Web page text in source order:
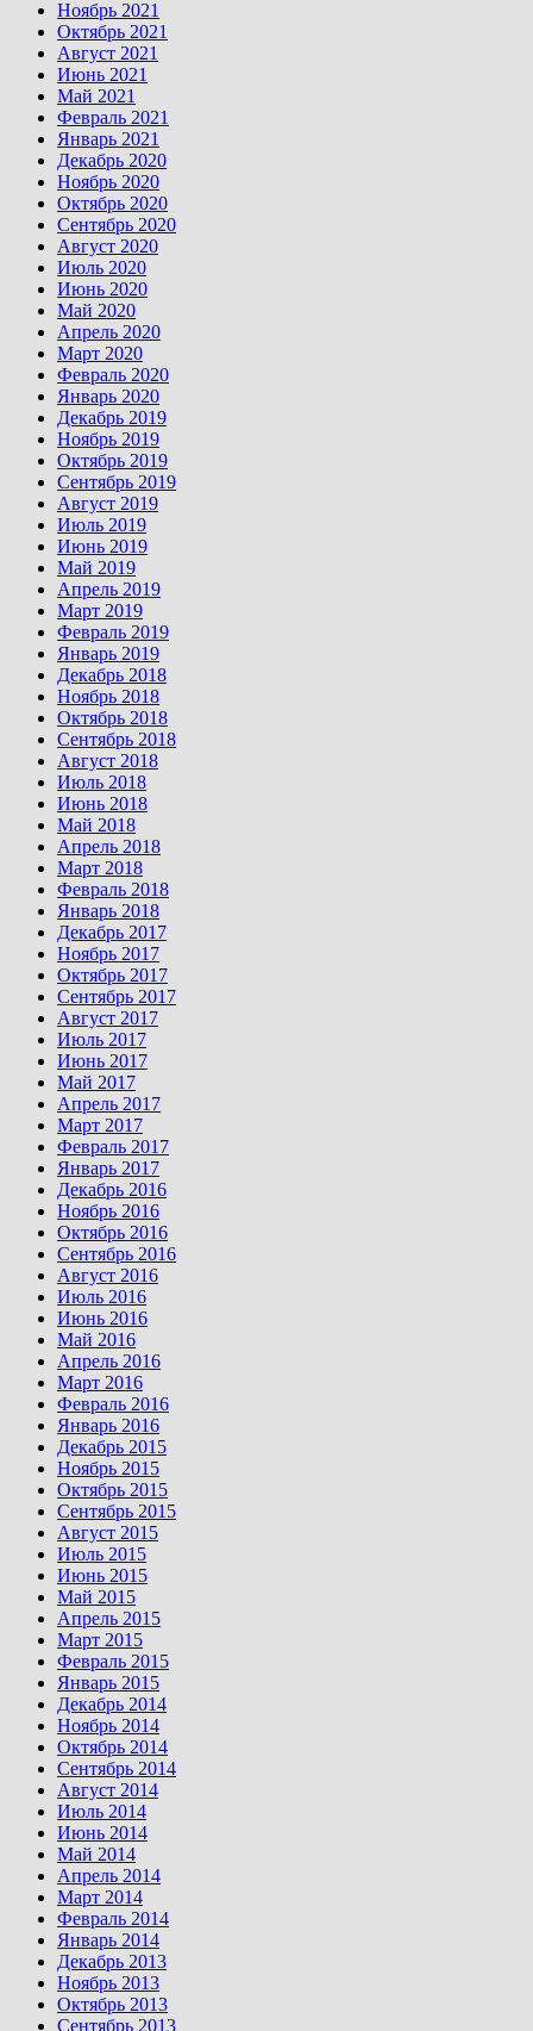
Ноябрь 2021
Октябрь 2021
Август 2021
Июнь 2021
Май 2021
Февраль 2021
Январь 2021
Декабрь 2020
Ноябрь 2020
Октябрь 2020
Сентябрь 2020
Август 2020
Июль 2020
Июнь 2020
Май 2020
Апрель 2020
Март 2020
Февраль 2020
Январь 2020
Декабрь 2019
Ноябрь 2019
Октябрь 2019
Сентябрь 2019
Август 2019
Июль 2019
Июнь 2019
Май 2019
Апрель 2019
Март 2019
Февраль 2019
Январь 2019
Декабрь 2018
Ноябрь 2018
Октябрь 2018
Сентябрь 2018
Август 2018
Июль 2018
Июнь 2018
Май 2018
Апрель 2018
Март 2018
Февраль 2018
Январь 2018
Декабрь 2017
Ноябрь 2017
Октябрь 2017
Сентябрь 2017
Август 2017
Июль 2017
Июнь 2017
Май 2017
Апрель 2017
Март 2017
Февраль 2017
Январь 2017
Декабрь 2016
Ноябрь 2016
Октябрь 2016
Сентябрь 2016
Август 2016
Июль 2016
Июнь 2016
Май 2016
Апрель 2016
Март 2016
Февраль 2016
Январь 2016
Декабрь 2015
Ноябрь 2015
Октябрь 2015
Сентябрь 2015
Август 2015
Июль 2015
Июнь 2015
Май 2015
Апрель 2015
Март 2015
Февраль 2015
Январь 2015
Декабрь 2014
Ноябрь 2014
Октябрь 2014
Сентябрь 2014
Август 2014
Июль 2014
Июнь 2014
Май 2014
Апрель 2014
Март 2014
Февраль 2014
Январь 2014
Декабрь 2013
Ноябрь 2013
Октябрь 2013
Сентябрь 2013